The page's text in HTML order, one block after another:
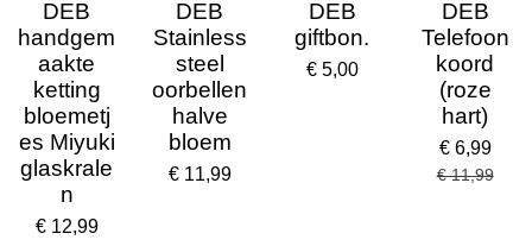
DEB
handgem
aakte
ketting
bloemetj
es Miyuki
glaskrale
n
€ 12,99
DEB
Stainless
steel
oorbellen
halve
bloem
€ 11,99
DEB
giftbon.
€ 5,00
DEB
Telefoon
koord
(roze
hart)
€ 6,99
€ 11,99